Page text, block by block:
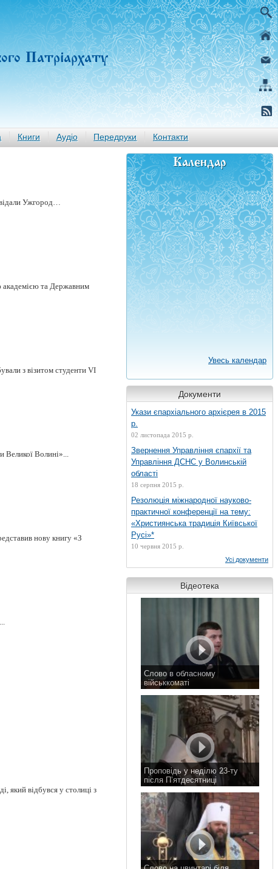
Патріархату
Книги Аудіо Передруки Контакти
Ужгород…
академією та Державним
з візитом студенти VI
Великої Волині»...
нову книгу «З
який відбувся у столиці з
Календар
Увесь календар
Документи
Укази єпархіального архієрея в 2015
р.
02 листопада 2015 р.
Звернення Управління єпархії та
Управління ДСНС у Волинській
області
18 серпня 2015 р.
Резолюція міжнародної науково-
практичної конференції на тему:
«Християнська традиція Київської
Русі»*
10 червня 2015 р.
Усі документи
Відеотека
Слово в обласному
військкоматі
Проповідь у неділю 23-ту
після П’ятдесятниці